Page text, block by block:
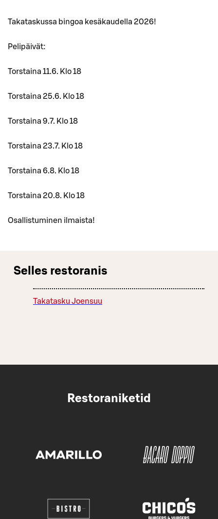
Takataskussa bingoa kesäkaudella 2026!
Pelipäivät:
Torstaina 11.6. Klo 18
Torstaina 25.6. Klo 18
Torstaina 9.7. Klo 18
Torstaina 23.7. Klo 18
Torstaina 6.8. Klo 18
Torstaina 20.8. Klo 18
Osallistuminen ilmaista!
Selles restoranis
Takatasku Joensuu
Restoraniketid